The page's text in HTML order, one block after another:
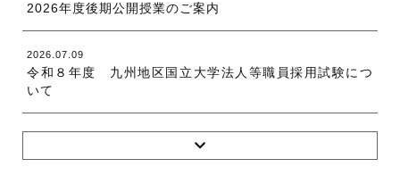
2026年度後期公開授業のご案内
2026.07.09
令和８年度 九州地区国立大学法人等職員採用試験につ
いて